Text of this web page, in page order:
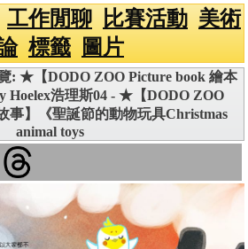
工作閒聊 比賽活動 美術
標籤 圖片
: ★【DODO ZOO Picture book 繪本
Hoelex浩理斯04 - ★【DODO ZOO
事】《聖誕節的動物玩具Christmas
animal toys